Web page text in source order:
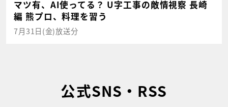
マツ有、AI使ってる？ U字工事の敵情視察 長崎
編 熊プロ、料理を習う
7月31日(金)放送分
公式SNS・RSS